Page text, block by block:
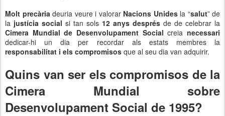
Molt precària deuria veure i valorar Nacions Unidesla “salut” de
la justícia social si tan sols 12 anys després de de celebrar la
Cimera Mundial de Desenvolupament Socialcreianecessari
dedicar-hi un dia per recordar als estats membres la
responsabilitat i els compromisos que al seu dia van adquirir.
Quins van ser els compromisos de la
Cimera Mundial sobre
Desenvolupament Social de 1995?